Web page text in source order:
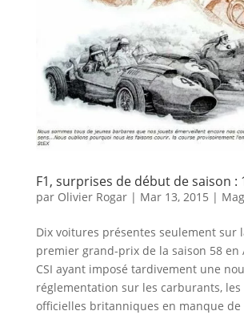
F1, surprises de début de saison :
par Olivier Rogar| Mar 13, 2015 |
Dix voitures présentes seulement sur
premier grand-prix de la saison 58 en
CSI ayant imposé tardivement une
réglementation sur les carburants, les
officielles britanniques en manque